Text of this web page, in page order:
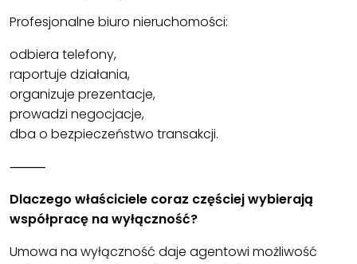
Profesjonalne biuro nieruchomości:
odbiera telefony,
raportuje działania,
organizuje prezentacje,
prowadzi negocjacje,
dba o bezpieczeństwo transakcji.
⸻
Dlaczego właściciele coraz częściej wybierają
współpracę na wyłączność?
Umowa na wyłączność daje agentowi możliwość